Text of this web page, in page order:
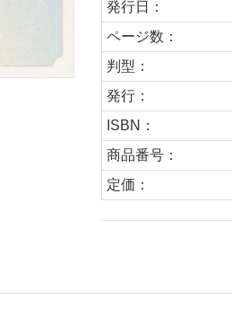
発行日：
ページ数：
判型：
発行：
ISBN：
商品番号：
定価：